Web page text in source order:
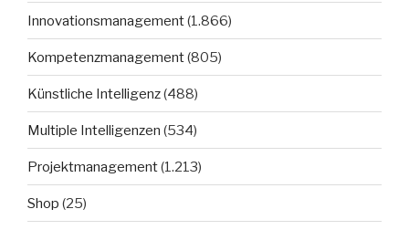
Innovationsmanagement(1.866)
Kompetenzmanagement(805)
Künstliche Intelligenz(488)
Multiple Intelligenzen (534)
Projektmanagement(1.213)
Shop (25)